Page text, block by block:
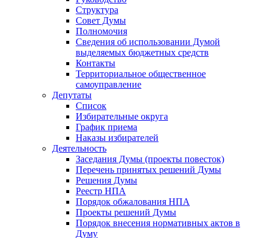
Структура
Совет Думы
Полномочия
Сведения об использовании Думой
выделяемых бюджетных средств
Контакты
Территориальное общественное
самоуправление
Депутаты
Список
Избирательные округа
График приема
Наказы избирателей
Деятельность
Заседания Думы (проекты повесток)
Перечень принятых решений Думы
Решения Думы
Реестр НПА
Порядок обжалования НПА
Проекты решений Думы
Порядок внесения нормативных актов в
Думу